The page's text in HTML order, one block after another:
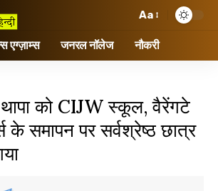
Aa
एग्ज़ाम्स जनरल नॉलेज नौकरी
को CIJW स्कूल, वैरेंगटे
के समापन पर सर्वश्रेष्ठ छात्र